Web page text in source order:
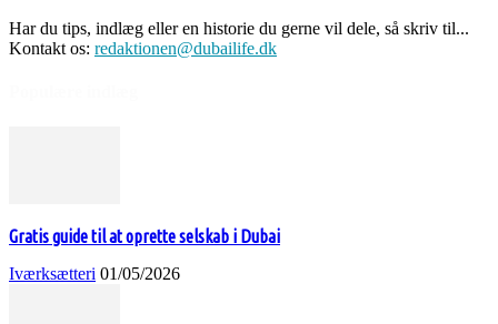
Har du tips, indlæg eller en historie du gerne vil dele, så skriv til...
Kontakt os: redaktionen@dubailife.dk
Gratis guide til at oprette selskab i Dubai
Iværksætteri 01/05/2026